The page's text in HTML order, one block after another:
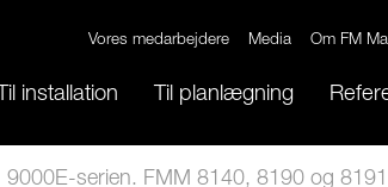
Vores medarbejdere Media Om FM
Til installation Til planlægning
9000E-serien. FMM 8140, 8190 og